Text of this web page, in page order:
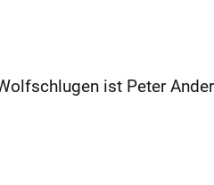
ist Peter